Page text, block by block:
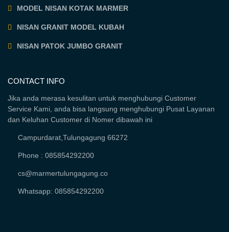
MODEL NISAN KOTAK MARMER
NISAN GRANIT MODEL KUBAH
NISAN PATOK JUMBO GRANIT
CONTACT INFO
Jika anda merasa kesulitan untuk menghubungi Customer
Service Kami, anda bisa langsung menghubungi Pusat Layanan
dan Keluhan Customer di Nomer dibawah ini
Campurdarat,Tulungagung 66272
Phone : 085854292200
cs@marmertulungagung.co
Whatsapp: 085854292200